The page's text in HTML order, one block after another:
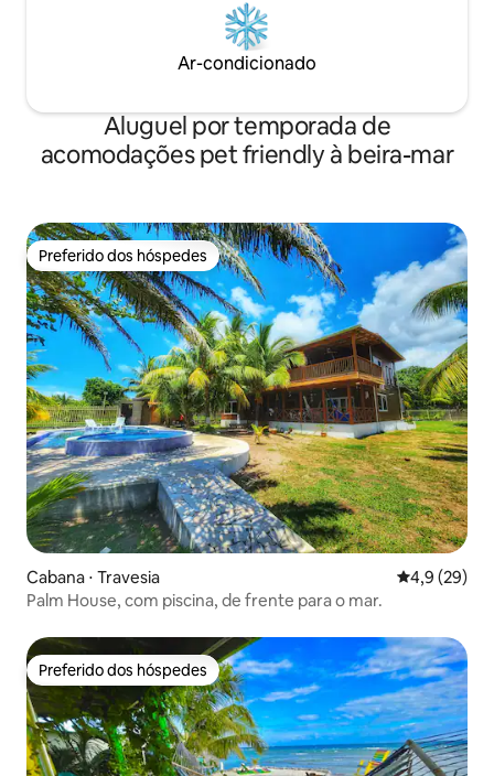
Ar-condicionado
Aluguel por temporada de
acomodações pet friendly à beira-mar
Preferido dos hóspedes
Preferido dos hóspedes
Cabana ⋅ Travesia 4,9 de uma
4,9 (29)
Palm House, com piscina, de frente para o mar.
Preferido dos hóspedes
Preferido dos hóspedes